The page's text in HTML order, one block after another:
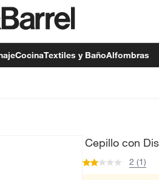
CocinaTextiles y BañoAlfombras
Cepillo con
2 (1)